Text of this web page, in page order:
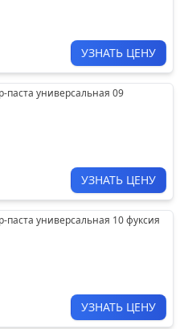
УЗНАТЬ ЦЕНУ
паста универсальная 09
УЗНАТЬ ЦЕНУ
паста универсальная 10 фуксия
УЗНАТЬ ЦЕНУ